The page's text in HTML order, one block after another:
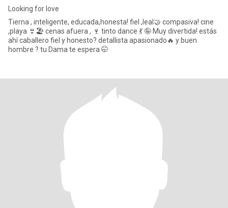
Looking for love
Tierna , inteligente, educada,honesta! fiel ,leal🤝 compasiva! cine
,playa 👙🏖️ cenas afuera , 🍷 tinto dance 💃 🤪 Muy divertida! estás
ahí caballero fiel y honesto? detallista apasionado🔥 y buen
hombre ? tu Dama te espera 🤭